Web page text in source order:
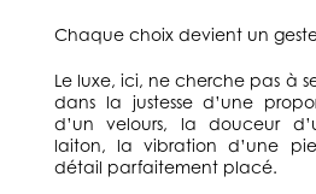
Chaque choix devient un
Le luxe, ici, ne cherche pas à
dans la justesse d’une
d’un velours, la douceur
laiton, la vibration d’une
détail parfaitement placé.